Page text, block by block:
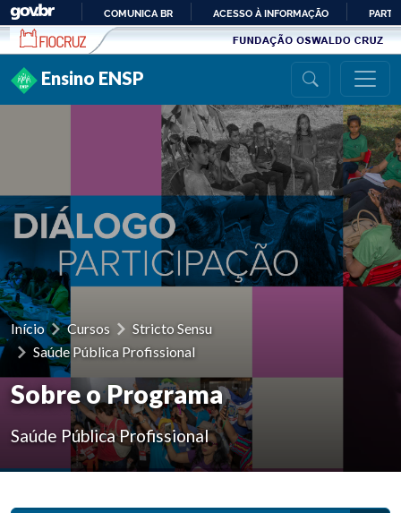
Ir para conteúdo
PARA
COMUNICA BR ACESSO À INFORMAÇÃO
Ensino ENSP
Início Cursos
Stricto Sensu
Saúde Pública Profissional
Sobre o Programa
Saúde Pública Profissional